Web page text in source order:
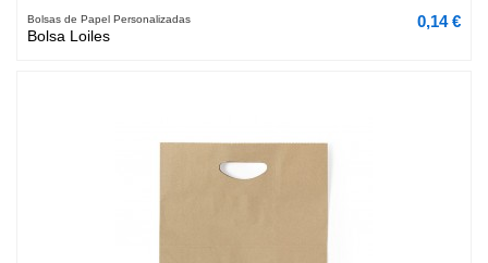
Bolsas de Papel Personalizadas
Bolsa Loiles
0,14 €